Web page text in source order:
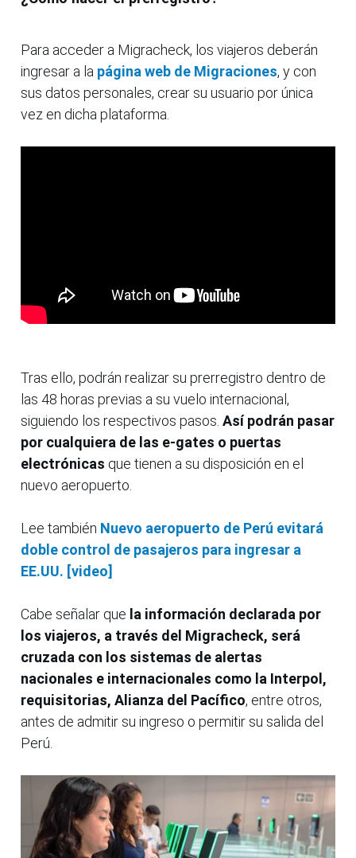
Para acceder a Migracheck, los viajeros deberán
ingresar a la página web de Migraciones, y con
sus datos personales, crear su usuario por única
vez en dicha plataforma.
Tras ello, podrán realizar su prerregistro dentro de
las 48 horas previas a su vuelo internacional,
siguiendo los respectivos pasos. Así podrán pasar
por cualquiera de las e-gates o puertas
electrónicas que tienen a su disposición en el
nuevo aeropuerto.
Lee también Nuevo aeropuerto de Perú evitará
doble control de pasajeros para ingresar a
EE.UU. [video]
Cabe señalar que la información declarada por
los viajeros, a través del Migracheck, será
cruzada con los sistemas de alertas
nacionales e internacionales como la Interpol,
requisitorias, Alianza del Pacífico, entre otros,
antes de admitir su ingreso o permitir su salida del
Perú.